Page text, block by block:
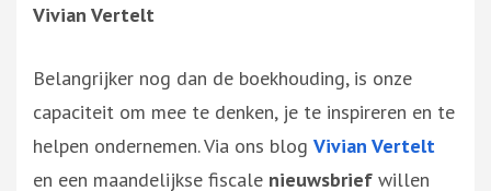
Vivian Vertelt
Belangrijker nog dan de boekhouding, is onze
capaciteit om mee te denken, je te inspireren en te
helpen ondernemen. Via ons blog Vivian Vertelt
en een maandelijkse fiscale nieuwsbrief willen